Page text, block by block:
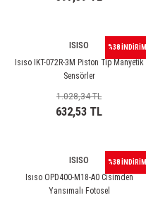
%38 İNDİRİM
ISISO
Isıso IKT-072R-3M Piston Tip Manyetik
Sensörler
1.028,34 TL
632,53 TL
%38 İNDİRİM
ISISO
Isıso OPD400-M18-A0 Cisimden
Yansımalı Fotosel